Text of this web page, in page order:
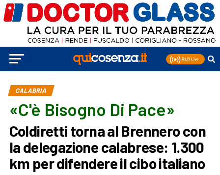
CALABRIA
«C'è Bisogno Di Pace»
Coldiretti torna al Brennero con
la delegazione calabrese: 1.300
km per difendere il cibo italiano